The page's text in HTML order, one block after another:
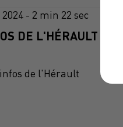
- 2 min 22 sec
DE L'HÉRAULT DU
de l'Hérault